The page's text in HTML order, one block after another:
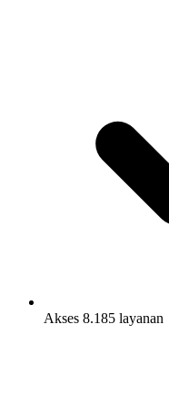
Akses 8.185 layanan